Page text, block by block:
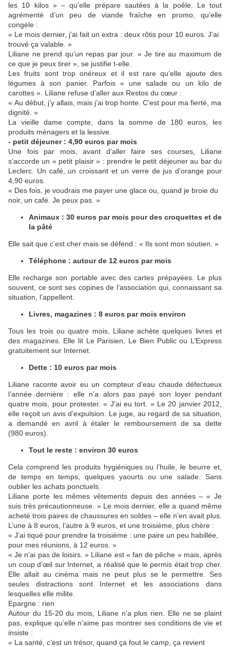
les 10 kilos » – qu’elle prépare sautées à la poêle. Le tout
agrémenté d’un peu de viande fraîche en promo, qu’elle
congèle :
« Le mois dernier, j’ai fait un extra : deux rôtis pour 10 euros. J’ai
trouvé ça valable. »
Liliane ne prend qu’un repas par jour. « Je tire au maximum de
ce que je peux tirer », se justifie t-elle.
Les fruits sont trop onéreux et il est rare qu’elle ajoute des
légumes à son panier. Parfois « une salade ou un kilo de
carottes ». Liliane refuse d’aller aux Restos du cœur :
« Au début, j’y allais, mais j’ai trop honte. C’est pour ma fierté, ma
dignité. »
La vieille dame compte, dans la somme de 180 euros, les
produits ménagers et la lessive.
- petit déjeuner : 4,90 euros par mois
Une fois par mois, avant d’aller faire ses courses, Liliane
s’accorde un « petit plaisir » : prendre le petit déjeuner au bar du
Leclerc. Un café, un croissant et un verre de jus d’orange pour
4,90 euros.
« Des fois, je voudrais me payer une glace ou, quand je broie du
noir, un café. Je peux pas. »
Animaux : 30 euros par mois pour des croquettes et de
la pâté
Elle sait que c’est cher mais se défend : « Ils sont mon soutien. »
Téléphone : autour de 12 euros par mois
Elle recharge son portable avec des cartes prépayées. Le plus
souvent, ce sont ses copines de l’association qui, connaissant sa
situation, l’appellent.
Livres, magazines : 8 euros par mois environ
Tous les trois ou quatre mois, Liliane achète quelques livres et
des magazines. Elle lit Le Parisien, Le Bien Public ou L’Express
gratuitement sur Internet.
Dette : 10 euros par mois
Liliane raconte avoir eu un compteur d’eau chaude défectueux
l’année dernière : elle n’a alors pas payé son loyer pendant
quatre mois, pour protester. « J’ai eu tort. » Le 20 janvier 2012,
elle reçoit un avis d’expulsion. Le juge, au regard de sa situation,
a demandé en avril à étaler le remboursement de sa dette
(980 euros).
Tout le reste : environ 30 euros
Cela comprend les produits hygiéniques ou l’huile, le beurre et,
de temps en temps, quelques yaourts ou une salade. Sans
oublier les achats ponctuels.
Liliane porte les mêmes vêtements depuis des années – « Je
suis très précautionneuse. » Le mois dernier, elle a quand même
acheté trois paires de chaussures en soldes – elle n’en avait plus.
L’une à 8 euros, l’autre à 9 euros, et une troisième, plus chère :
« J’ai tiqué pour prendre la troisième : une paire un peu habillée,
pour mes réunions, à 12 euros. »
« Je n’ai pas de loisirs. » Liliane est « fan de pêche » mais, après
un coup d’œil sur Internet, a réalisé que le permis était trop cher.
Elle allait au cinéma mais ne peut plus se le permettre. Ses
seules distractions sont Internet et les associations dans
lesquelles elle milite.
Epargne : rien
Autour du 15-20 du mois, Liliane n’a plus rien. Elle ne se plaint
pas, explique qu’elle n’aime pas montrer ses conditions de vie et
insiste :
« La santé, c’est un trésor, quand ça fout le camp, ça revient